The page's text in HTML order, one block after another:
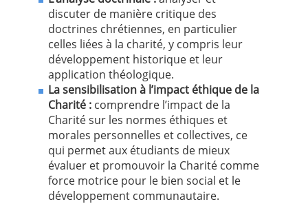
discuter de manière critique des
doctrines chrétiennes, en particulier
celles liées à la charité, y compris leur
développement historique et leur
application théologique.
La sensibilisation à l’impact éthique de la
Charité : comprendre l’impact de la
Charité sur les normes éthiques et
morales personnelles et collectives, ce
qui permet aux étudiants de mieux
évaluer et promouvoir la Charité comme
force motrice pour le bien social et le
développement communautaire.